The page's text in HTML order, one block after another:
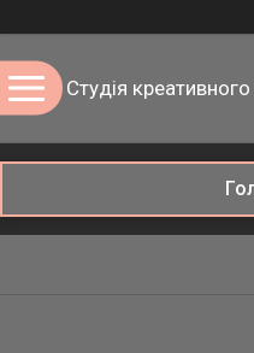
Студія